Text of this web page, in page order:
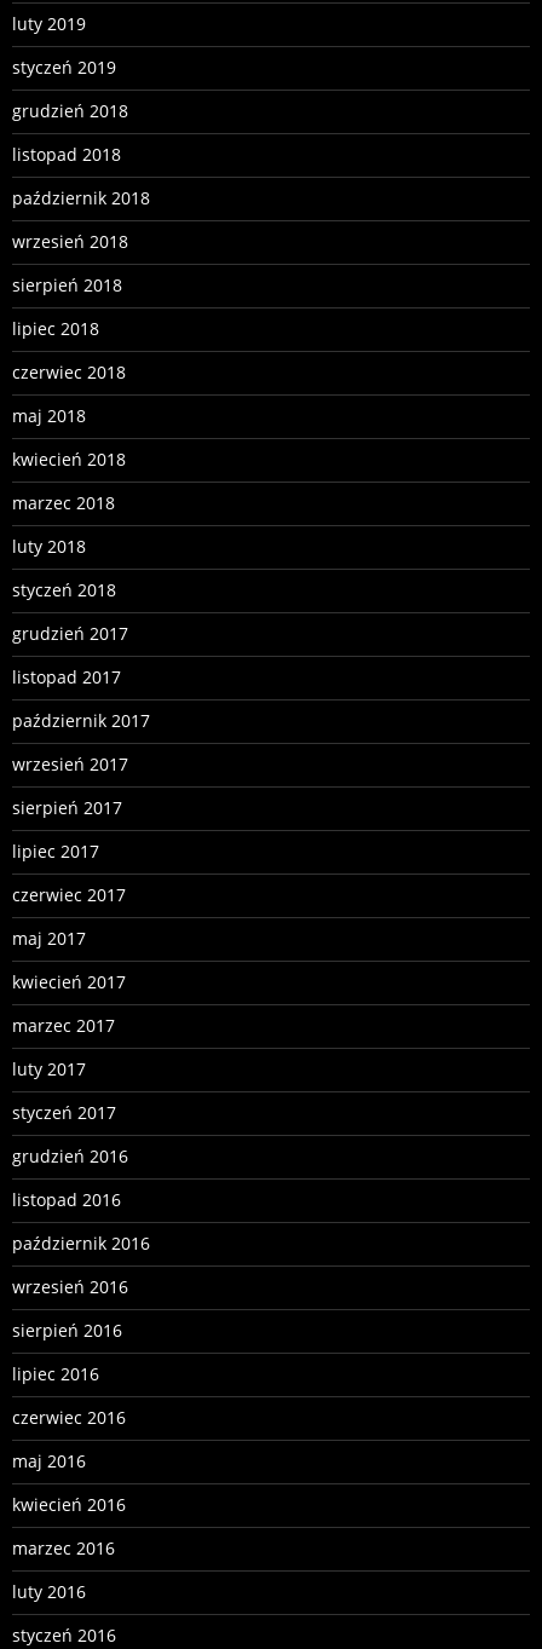
luty 2019
styczeń 2019
grudzień 2018
listopad 2018
październik 2018
wrzesień 2018
sierpień 2018
lipiec 2018
czerwiec 2018
maj 2018
kwiecień 2018
marzec 2018
luty 2018
styczeń 2018
grudzień 2017
listopad 2017
październik 2017
wrzesień 2017
sierpień 2017
lipiec 2017
czerwiec 2017
maj 2017
kwiecień 2017
marzec 2017
luty 2017
styczeń 2017
grudzień 2016
listopad 2016
październik 2016
wrzesień 2016
sierpień 2016
lipiec 2016
czerwiec 2016
maj 2016
kwiecień 2016
marzec 2016
luty 2016
styczeń 2016